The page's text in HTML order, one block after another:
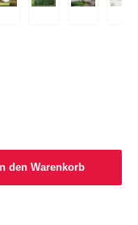
die Schaltflächen um die
In den Warenkorb